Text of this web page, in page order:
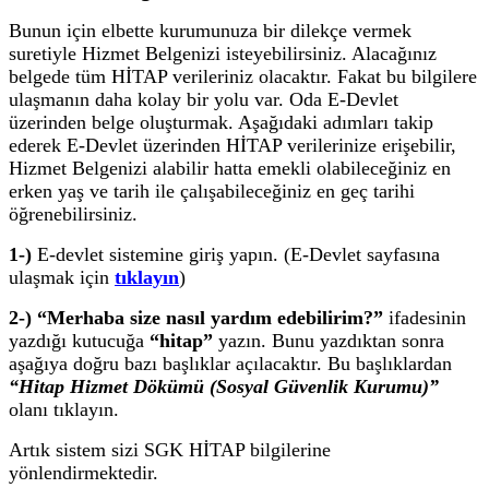
Bunun için elbette kurumunuza bir dilekçe vermek
suretiyle Hizmet Belgenizi isteyebilirsiniz. Alacağınız
belgede tüm HİTAP verileriniz olacaktır. Fakat bu bilgilere
ulaşmanın daha kolay bir yolu var. Oda E-Devlet
üzerinden belge oluşturmak. Aşağıdaki adımları takip
ederek E-Devlet üzerinden HİTAP verilerinize erişebilir,
Hizmet Belgenizi alabilir hatta emekli olabileceğiniz en
erken yaş ve tarih ile çalışabileceğiniz en geç tarihi
öğrenebilirsiniz.
1-) E-devlet sistemine giriş yapın. (E-Devlet sayfasına
ulaşmak için tıklayın)
2-) “Merhaba size nasıl yardım edebilirim?” ifadesinin
yazdığı kutucuğa “hitap” yazın. Bunu yazdıktan sonra
aşağıya doğru bazı başlıklar açılacaktır. Bu başlıklardan
“Hitap Hizmet Dökümü (Sosyal Güvenlik Kurumu)”
olanı tıklayın.
Artık sistem sizi SGK HİTAP bilgilerine
yönlendirmektedir.